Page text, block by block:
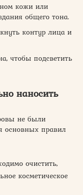
кожи или
общего тона.
контур лица и
чтобы подсветить
наносить
не были
основных правил
очистить,
косметическое